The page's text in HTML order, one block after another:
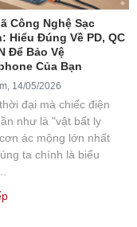
Công Nghệ Sạc
Hiểu Đúng Về PD, QC
Để Bảo Vệ
Của Bạn
14/05/2026
đại mà chiếc điện
như là "vật bất ly
ác mộng lớn nhất
ta chính là biểu